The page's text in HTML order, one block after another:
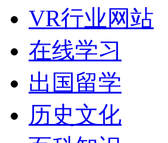
VR行业网站
在线学习
出国留学
历史文化